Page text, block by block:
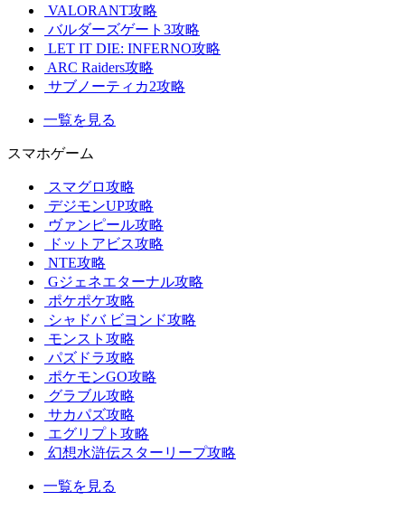
VALORANT攻略
バルダーズゲート3攻略
LET IT DIE: INFERNO攻略
ARC Raiders攻略
サブノーティカ2攻略
一覧を見る
スマホゲーム
スマグロ攻略
デジモンUP攻略
ヴァンピール攻略
ドットアビス攻略
NTE攻略
Gジェネエターナル攻略
ポケポケ攻略
シャドバ ビヨンド攻略
モンスト攻略
パズドラ攻略
ポケモンGO攻略
グラブル攻略
サカパズ攻略
エグリプト攻略
幻想水滸伝スターリープ攻略
一覧を見る